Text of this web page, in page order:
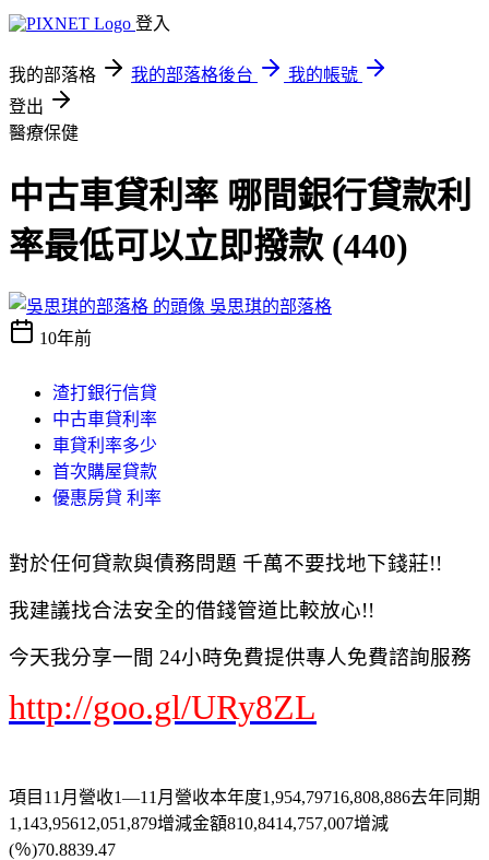
登入
我的部落格 我的部落格後台
我的帳號
登出
醫療保健
中古車貸利率 哪間銀行貸款利
率最低可以立即撥款 (440)
吳思琪的部落格
10年前
渣打銀行信貸
中古車貸利率
車貸利率多少
首次購屋貸款
優惠房貸 利率
對於任何貸款與債務問題 千萬不要找地下錢莊!!
我建議找合法安全的借錢管道比較放心!!
今天我分享一間 24小時免費提供專人免費諮詢服務
http://goo.gl/URy8ZL
項目11月營收1—11月營收本年度1,954,79716,808,886去年同期
1,143,95612,051,879增減金額810,8414,757,007增減
(％)70.8839.47